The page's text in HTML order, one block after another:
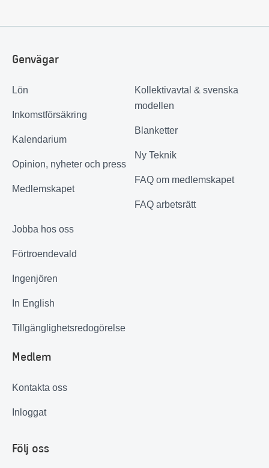
Genvägar
Lön
Inkomstförsäkring
Kalendarium
Opinion, nyheter och press
Medlemskapet
Kollektivavtal & svenska
modellen
Blanketter
Ny Teknik
FAQ om medlemskapet
FAQ arbetsrätt
Jobba hos oss
Förtroendevald
Ingenjören
In English
Tillgänglighetsredogörelse
Medlem
Kontakta oss
Inloggat
Följ oss